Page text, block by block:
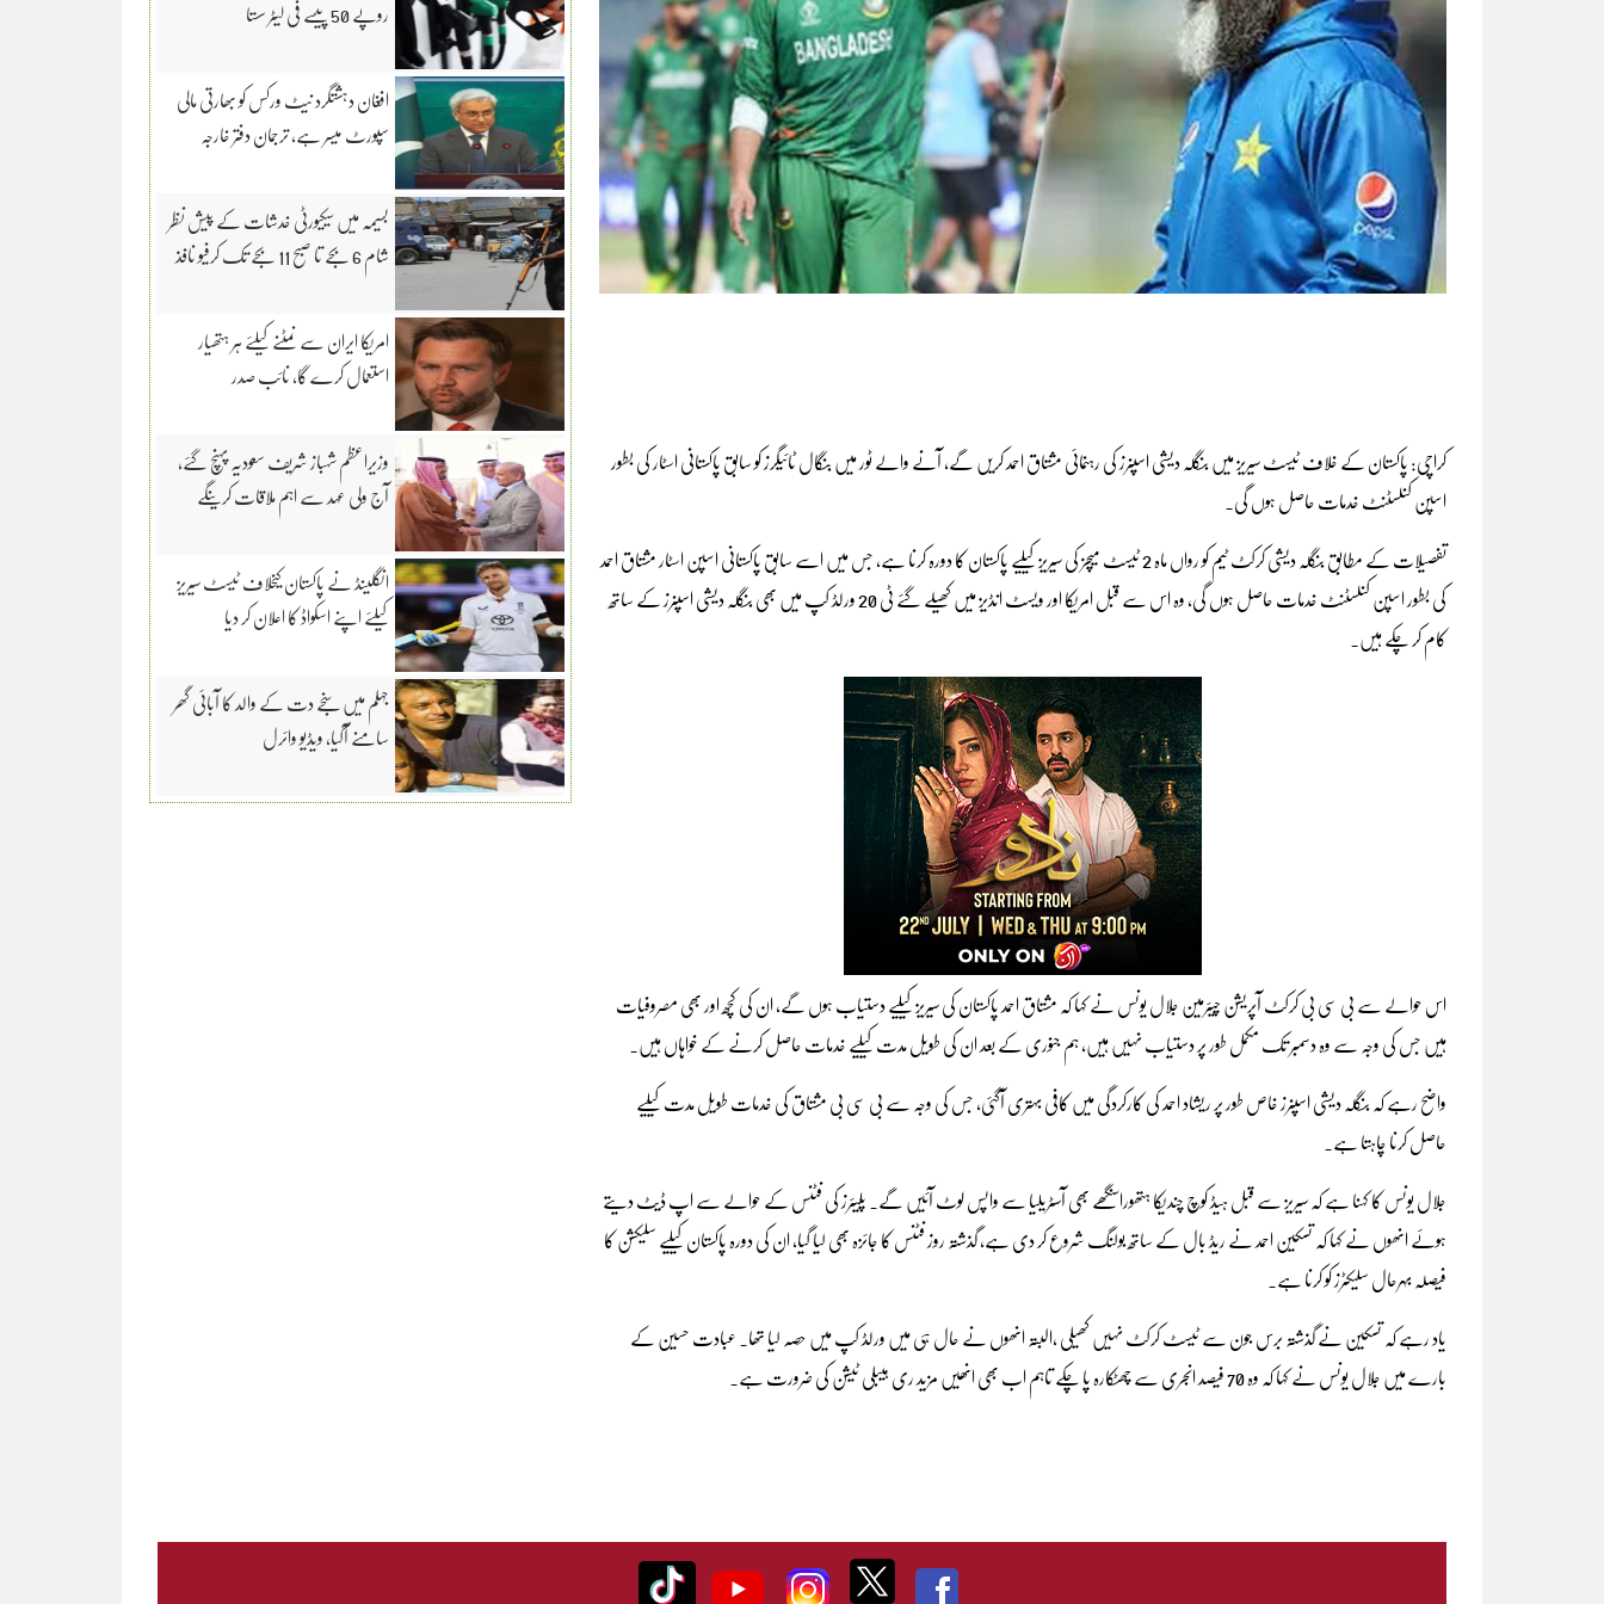
کراچی: پاکستان کے خلاف ٹیسٹ سیریز میں بنگلہ دیشی اسپنرز کی رہنمائی مشتاق احمد کریں گے، آنے والے ٹور میں بنگال ٹائیگرز کو سابق پاکستانی اسٹار کی بطور
اسپن کنلسٹنٹ خدمات حاصل ہوں گی۔
تفصیلات کے مطابق بنگلہ دیشی کرکٹ ٹیم کو رواں ماہ 2 ٹیسٹ میچز کی سیریز کیلیے پاکستان کا دورہ کرنا ہے، جس میں اسے سابق پاکستانی اسپن اسٹار مشتاق احمد
کی بطور اسپن کنلسٹنٹ خدمات حاصل ہوں گی، وہ اس سے قبل امریکا اور ویسٹ انڈیز میں کھیلے گئے ٹی 20 ورلڈ کپ میں بھی بنگلہ دیشی اسپنرز کے ساتھ
کام کر چکے ہیں۔
اس حوالے سے بی سی بی کرکٹ آپریشن چیئرمین جلال یونس نے کہا کہ مشتاق احمد پاکستان کی سیریز کیلیے دستیاب ہوں گے، ان کی کچھ اور بھی مصروفیات
ہیں جس کی وجہ سے وہ دسمبر تک مکمل طور پر دستیاب نہیں ہیں، ہم جنوری کے بعد ان کی طویل مدت کیلیے خدمات حاصل کرنے کے خواہاں ہیں۔
واضح رہے کہ بنگلہ دیشی اسپنرز خاص طور پر ریشاد احمد کی کارکردگی میں کافی بہتری آگئی، جس کی وجہ سے بی سی بی مشتاق کی خدمات طویل مدت کیلیے
حاصل کرنا چاہتا ہے۔
جلال یونس کا کہنا ہے کہ سیریز سے قبل ہیڈ کوچ چندیکا ہتھوراسنگھے بھی آسٹریلیا سے واپس لوٹ آئیں گے۔ پلیئرز کی فٹنس کے حوالے سے اپ ڈیٹ دیتے
ہوئے انھوں نے کہا کہ تسکین احمد نے ریڈ بال کے ساتھ بولنگ شروع کر دی ہے، گذشتہ روز فٹنس کا جائزہ بھی لیا گیا، ان کی دورہ پاکستان کیلیے سلیکشن کا
فیصلہ بہرحال سلیکٹرز کو کرنا ہے۔
یاد رہے کہ تسکین نے گذشتہ برس جون سے ٹیسٹ کرکٹ نہیں کھیلی ،البتہ انھوں نے حال ہی میں ورلڈ کپ میں حصہ لیا تھا۔ عبادت حسین کے
بارے میں جلال یونس نے کہا کہ وہ 70 فیصد انجری سے چھٹکارہ پا چکے تاہم اب بھی انھیں مزید ری ہیبلی ٹیشن کی ضرورت ہے۔
روپے 50 پیسے فی لیٹر سستا
افغان دہشتگرد نیٹ ورکس کو بھارتی مالی
سپورٹ میسر ہے، ترجمان دفتر خارجہ
بسیمہ میں سیکیورٹی خدشات کے پیش نظر
شام 6 بجے تا صبح 11 بجے تک کرفیو نافذ
امریکا ایران سے نمٹنے کیلئے ہر ہتھیار
استعمال کرے گا، نائب صدر
وزیراعظم شہباز شریف سعودیہ پہنچ گئے،
آج ولی عہد سے اہم ملاقات کرینگے
انگلینڈ نے پاکستان کیخلاف ٹیسٹ سیریز
کیلئے اپنے اسکواڈ کا اعلان کر دیا
جہلم میں سنجے دت کے والد کا آبائی گھر
سامنے آگیا، ویڈیو وائرل